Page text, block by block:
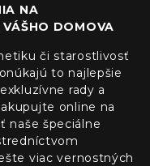
NA
DOMOVA
či starostlivosť
to najlepšie
rady a
online na
naše špeciálne
viac vernostných